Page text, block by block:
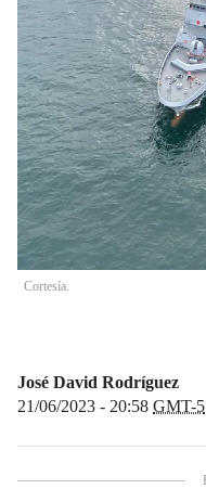
Cortesía.
José David Rodríguez
21/06/2023 - 20:58 GMT-5